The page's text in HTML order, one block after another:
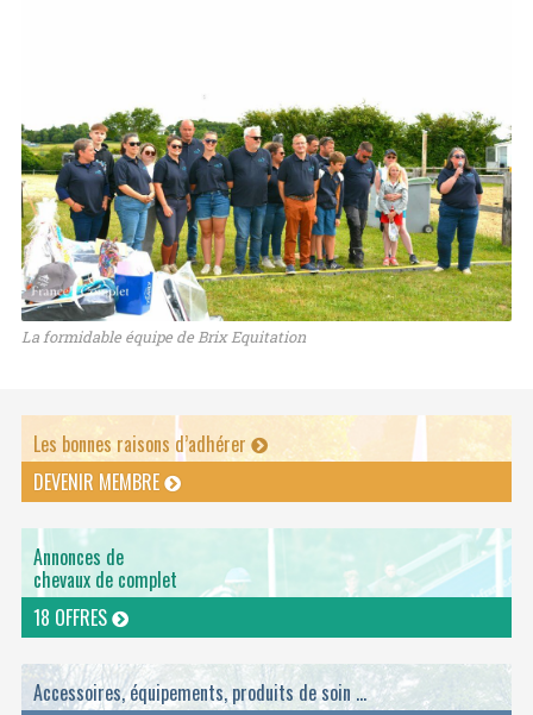
La formidable équipe de Brix Equitation
Les bonnes raisons d’adhérer
DEVENIR MEMBRE
Annonces de
chevaux de complet
18 OFFRES
Accessoires, équipements, produits de soin ...